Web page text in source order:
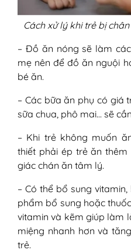
Cách xử lý khi trẻ bị
– Đồ ăn nóng sẽ làm
mẹ nên để đồ ăn nguội
bé ăn.
– Các bữa ăn phụ có giá
sữa chua, phô mai… sẽ
– Khi trẻ không muốn
thiết phải ép trẻ ăn
giác chán ăn tâm lý.
– Có thể bổ sung
phẩm bổ sung hoặc
vitamin và kẽm giúp làm
miệng nhanh hơn và
trẻ.